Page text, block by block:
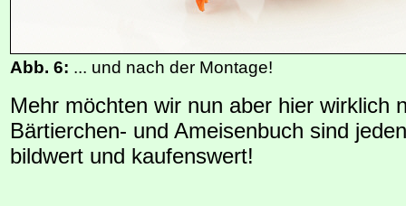
Abb. 6: ... und nach der Montage!
Mehr möchten wir nun aber hier wirklich
Bärtierchen- und Ameisenbuch sind
bildwert und kaufenswert!